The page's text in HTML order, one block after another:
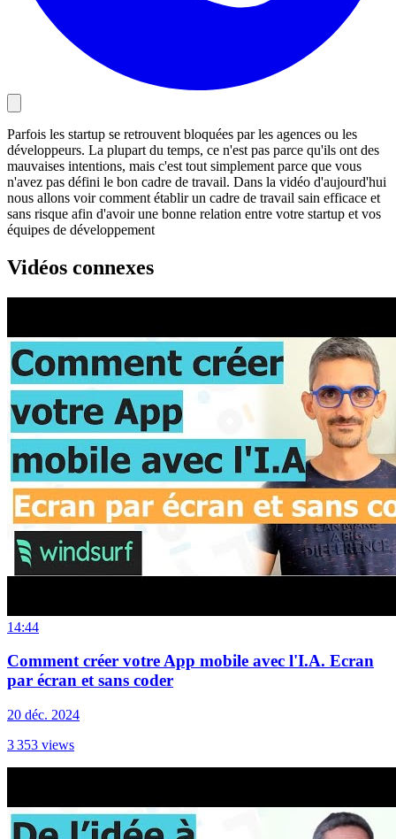
Parfois les startup se retrouvent bloquées par les agences ou les
développeurs. La plupart du temps, ce n'est pas parce qu'ils ont des
mauvaises intentions, mais c'est tout simplement parce que vous
n'avez pas défini le bon cadre de travail. Dans la vidéo d'aujourd'hui
nous allons voir comment établir un cadre de travail sain efficace et
sans risque afin d'avoir une bonne relation entre votre startup et vos
équipes de développement
Vidéos connexes
14:44
Comment créer votre App mobile avec l'I.A. Ecran
par écran et sans coder
20 déc. 2024
3 353 views